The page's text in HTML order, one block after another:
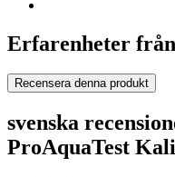
Erfarenheter
Recensera denna produkt
svenska
ProAquaTest